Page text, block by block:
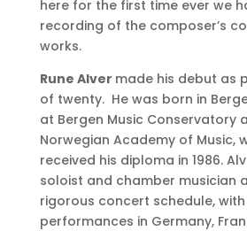
here for the first time ever we
recording of the composer’s
works.
Rune Alver made his debut as
of twenty. He was born in
at Bergen Music Conservatory
Norwegian Academy of Music,
received his diploma in 1986.
soloist and chamber musician
rigorous concert schedule,
performances in Germany,